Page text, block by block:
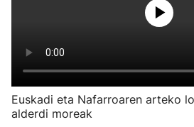
Euskadi eta Nafarroaren arteko
alderdi moreak